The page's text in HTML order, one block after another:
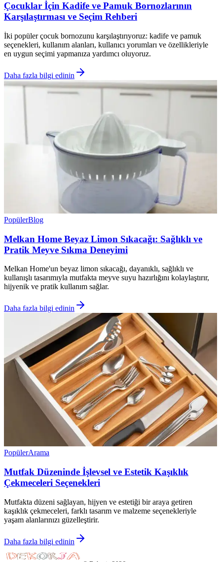
Çocuklar İçin Kadife ve Pamuk Bornozlarının
Karşılaştırması ve Seçim Rehberi
İki popüler çocuk bornozunu karşılaştırıyoruz: kadife ve pamuk
seçenekleri, kullanım alanları, kullanıcı yorumları ve özellikleriyle
en uygun seçimi yapmanıza yardımcı oluyoruz.
Daha fazla bilgi edinin
PopülerBlog
Melkan Home Beyaz Limon Sıkacağı: Sağlıklı ve
Pratik Meyve Sıkma Deneyimi
Melkan Home'un beyaz limon sıkacağı, dayanıklı, sağlıklı ve
kullanışlı tasarımıyla mutfakta meyve suyu hazırlığını kolaylaştırır,
hijyenik ve pratik kullanım sağlar.
Daha fazla bilgi edinin
PopülerArama
Mutfak Düzeninde İşlevsel ve Estetik Kaşıklık
Çekmeceleri Seçenekleri
Mutfakta düzeni sağlayan, hijyen ve estetiği bir araya getiren
kaşıklık çekmeceleri, farklı tasarım ve malzeme seçenekleriyle
yaşam alanlarınızı güzelleştirir.
Daha fazla bilgi edinin